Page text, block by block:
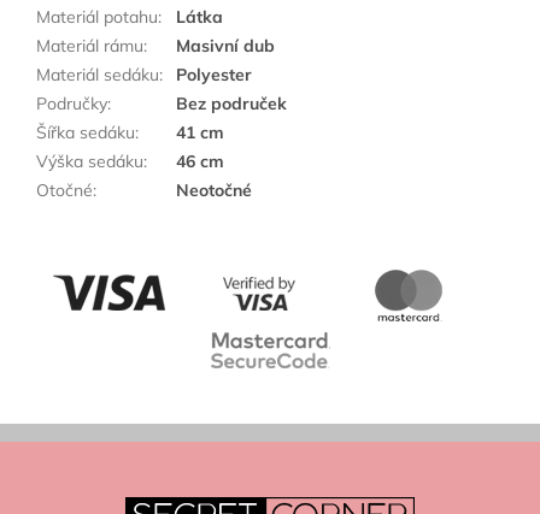
Materiál potahu:
Látka
Materiál rámu:
Masivní dub
Materiál sedáku:
Polyester
Područky:
Bez područek
Šířka sedáku:
41 cm
Výška sedáku:
46 cm
Otočné: Neotočné